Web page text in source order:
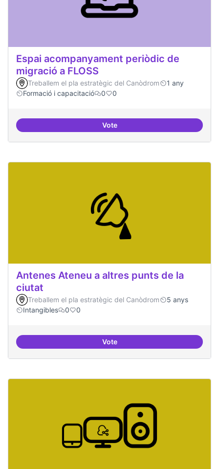
Espai acompanyament periòdic de
migració a FLOSS
Treballem el pla estratègic del Canòdrom
1 any
Formació i capacitació
0 0
VoteEspai acompanyament periòdic
Antenes Ateneu a altres punts de la
ciutat
Treballem el pla estratègic del Canòdrom
5 anys
Intangibles
0 0
VoteAntenes Ateneu a altres punts